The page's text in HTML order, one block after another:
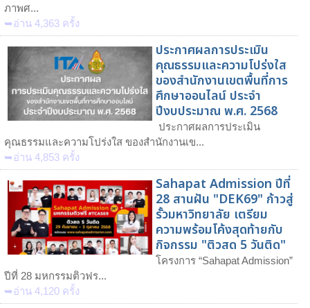
ภาพศ...
➥อ่าน 4,363 ครั้ง
ประกาศผลการประเมิน
คุณธรรมและความโปร่งใส
ของสำนักงานเขตพื้นที่การ
ศึกษาออนไลน์ ประจำ
ปีงบประมาณ พ.ศ. 2568
ประกาศผลการประเมิน
คุณธรรมและความโปร่งใส ของสำนักงานเข...
➥อ่าน 4,853 ครั้ง
Sahapat Admission ปีที่
28 สานฝัน "DEK69" ก้าวสู่
รั้วมหาวิทยาลัย เตรียม
ความพร้อมโค้งสุดท้ายกับ
กิจกรรม "ติวสด 5 วันติด"
โครงการ “Sahapat Admission”
ปีที่ 28 มหกรรมติวฟร...
➥อ่าน 4,120 ครั้ง